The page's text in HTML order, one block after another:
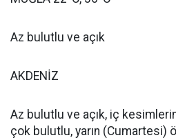
Az bulutlu ve açık
AKDENİZ
Az bulutlu ve açık, iç
çok bulutlu, yarın (Cumartesi)